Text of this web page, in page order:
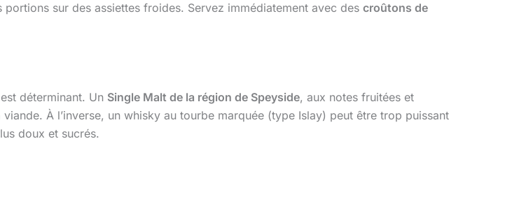
portions sur des assiettes froides. Servez immédiatement avec des croûtons de
déterminant. Un Single Malt de la région de Speyside, aux notes fruitées et
À l’inverse, un whisky au tourbe marquée (type Islay) peut être trop puissant
doux et sucrés.